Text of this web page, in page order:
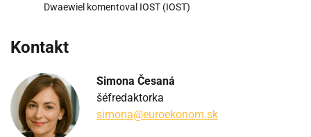
Dwaewiel komentoval IOST (IOST)
Kontakt
Simona Česaná
šéfredaktorka
simona@euroekonom.sk